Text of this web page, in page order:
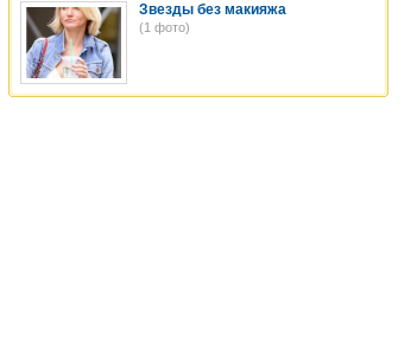
Звезды без макияжа
(1 фото)